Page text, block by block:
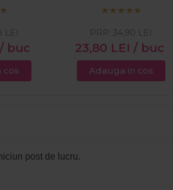
/ buc
LEI
cos
23,80 LEI / buc
PRP:34,90 LEI
Adauga in cos
post de lucru.